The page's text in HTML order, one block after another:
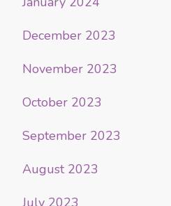
December 2023
November 2023
October 2023
September 2023
August 2023